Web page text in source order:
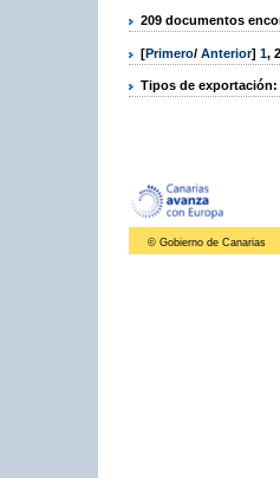
209 documentos
[Primero/ Anterior] 1, 2
Tipos de exportación:
© Gobierno de Canarias